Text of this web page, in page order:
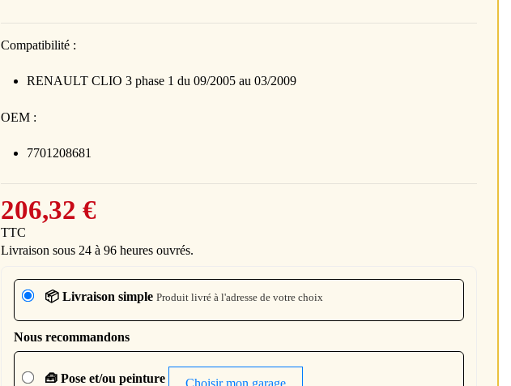
Compatibilité :
RENAULT CLIO 3 phase 1 du 09/2005 au 03/2009
OEM :
7701208681
206,32 €
TTC
Livraison sous 24 à 96 heures ouvrés.
📦 Livraison simple Produit livré à l'adresse de votre choix
Nous recommandons
🧰 Pose et/ou peinture Choisir mon garage